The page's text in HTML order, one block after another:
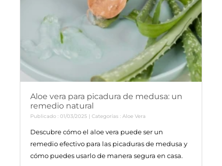
Aloe vera para picadura de medusa: un
remedio natural
Publicado : 01/03/2025 | Categorías : Aloe Vera
Descubre cómo el aloe vera puede ser un
remedio efectivo para las picaduras de medusa y
cómo puedes usarlo de manera segura en casa.